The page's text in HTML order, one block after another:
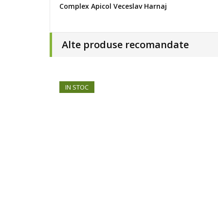
Complex Apicol Veceslav Harnaj
Alte produse recomandate
IN STOC